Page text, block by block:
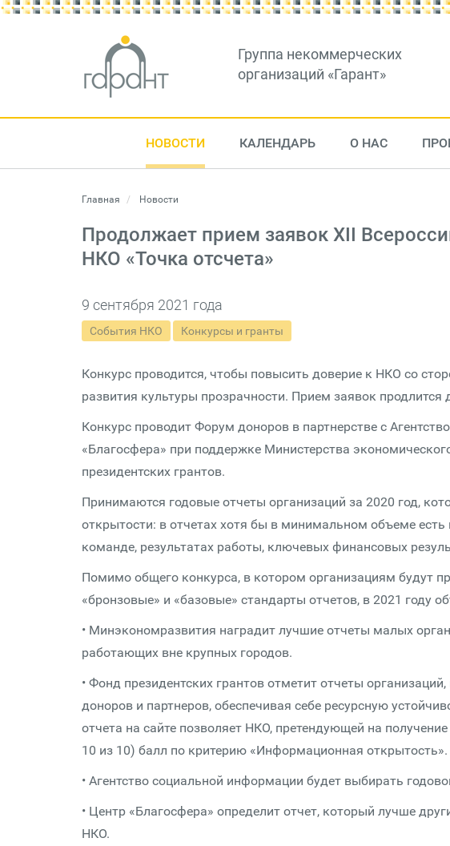
Группа некоммерческих
организаций «Гарант»
НОВОСТИ КАЛЕНДАРЬ О НАС
Главная Новости
Продолжает прием заявок XII
НКО «Точка отсчета»
9 сентября 2021 года
События НКО Конкурсы и гранты
Конкурс проводится, чтобы повысить доверие к НКО со
развития культуры прозрачности. Прием заявок продлится
Конкурс проводит Форум доноров в партнерстве с
«Благосфера» при поддержке Министерства
президентских грантов.
Принимаются годовые отчеты организаций за 2020 год,
открытости: в отчетах хотя бы в минимальном объеме
команде, результатах работы, ключевых финансовых
Помимо общего конкурса, в котором организациям будут
«бронзовые» и «базовые» стандарты отчетов, в 2021 году
• Минэкономразвития наградит лучшие отчеты малых
работающих вне крупных городов.
• Фонд президентских грантов отметит отчеты
доноров и партнеров, обеспечивая себе ресурсную
отчета на сайте позволяет НКО, претендующей на
10 из 10) балл по критерию «Информационная открытость».
• Агентство социальной информации будет выбирать
• Центр «Благосфера» определит отчет, который лучше
НКО.